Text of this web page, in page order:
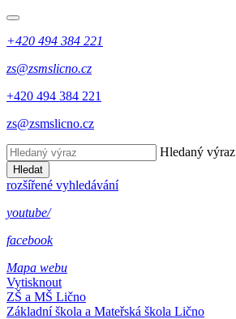
+420 494 384 221
zs@zsmslicno.cz
+420 494 384 221
zs@zsmslicno.cz
Hledaný výraz
Hledat
rozšířené vyhledávání
youtube/
facebook
Mapa webu
Vytisknout
ZŠ a MŠ Lično
Základní škola a Mateřská škola Lično